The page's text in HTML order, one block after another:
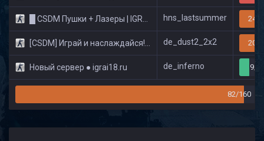
█ CSDM Пушки + Лазеры | IGRAI18.RU ツ █ hns_lastsummer 24/
[CSDM] Играй и наслаждайся! © Classic de_dust2_2x2 20/
Новый сервер ● igrai18.ru de_inferno 9/
82/160